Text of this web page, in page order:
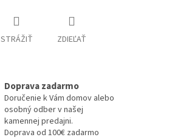
STRÁŽIŤ ZDIEĽAŤ
Doprava zadarmo
Doručenie k Vám domov alebo
osobný odber v našej
kamennej predajni.
Doprava od 100€ zadarmo